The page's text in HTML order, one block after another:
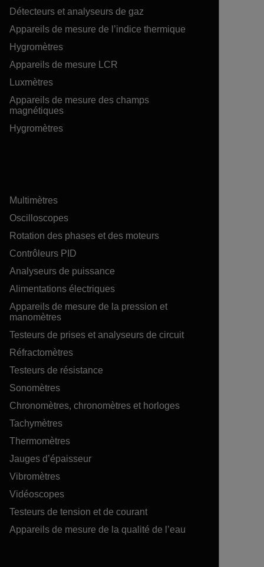
Détecteurs et analyseurs de gaz
Appareils de mesure de l’indice thermique
Hygromètres
Appareils de mesure LCR
Luxmètres
Appareils de mesure des champs
magnétiques
Hygromètres
Multimètres
Oscilloscopes
Rotation des phases et des moteurs
Contrôleurs PID
Analyseurs de puissance
Alimentations électriques
Appareils de mesure de la pression et
manomètres
Testeurs de prises et analyseurs de circuit
Réfractomètres
Testeurs de résistance
Sonomètres
Chronomètres, chronomètres et horloges
Tachymètres
Thermomètres
Jauges d’épaisseur
Vibromètres
Vidéoscopes
Testeurs de tension et de courant
Appareils de mesure de la qualité de l’eau